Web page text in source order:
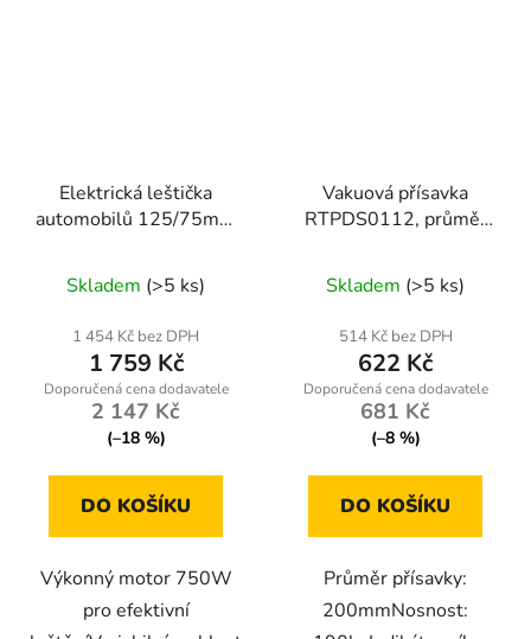
Elektrická leštička
automobilů 125/75mm
Skladem (>5 ks)
1 454 Kč bez DPH
1 759 Kč
2 147 Kč
(–18 %)
DO KOŠÍKU
Výkonný motor 750W
pro efektivní
Vakuová přísavka
RTPDS0112, průměr
Skladem (>5 ks)
514 Kč bez DPH
622 Kč
681 Kč
(–8 %)
DO KOŠÍKU
Průměr přísavky:
200mmNosnost: